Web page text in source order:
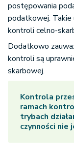
postępowania
podatkowej. Takie
kontroli celno-
Dodatkowo
kontroli są
skarbowej.
Kontrola
ramach
trybach
czynności nie